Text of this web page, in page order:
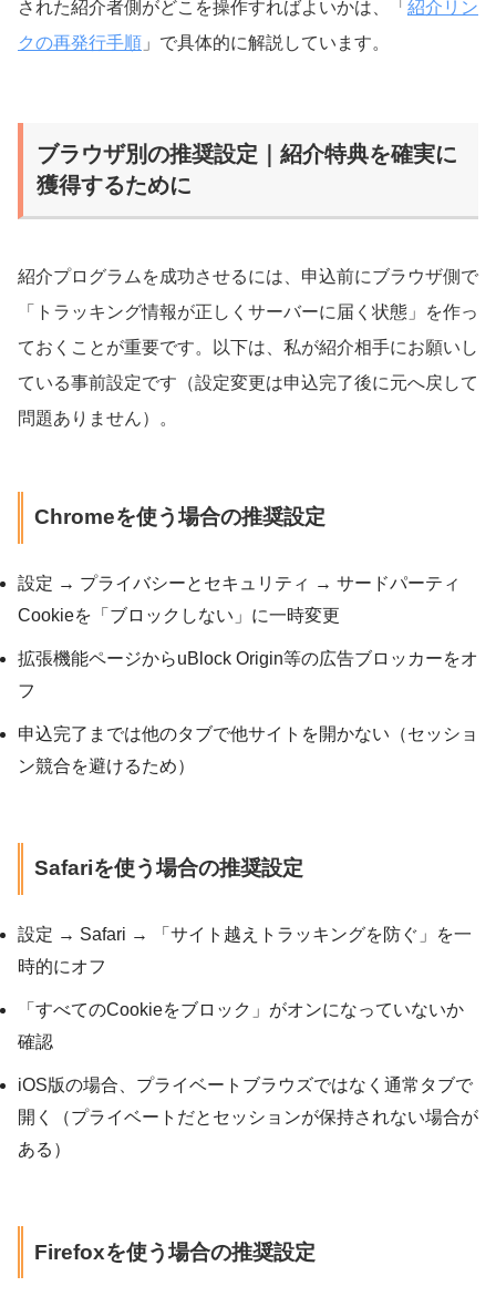
された紹介者側がどこを操作すればよいかは、「 紹介リン
クの再発行手順 」で具体的に解説しています。
ブラウザ別の推奨設定｜紹介特典を確実に
獲得するために
紹介プログラムを成功させるには、申込前にブラウザ側で
「トラッキング情報が正しくサーバーに届く状態」を作っ
ておくことが重要です。以下は、私が紹介相手にお願いし
ている事前設定です（設定変更は申込完了後に元へ戻して
問題ありません）。
Chromeを使う場合の推奨設定
設定 → プライバシーとセキュリティ → サードパーティ
Cookieを「ブロックしない」に一時変更
拡張機能ページからuBlock Origin等の広告ブロッカーをオ
フ
申込完了までは他のタブで他サイトを開かない（セッショ
ン競合を避けるため）
Safariを使う場合の推奨設定
設定 → Safari → 「サイト越えトラッキングを防ぐ」を一
時的にオフ
「すべてのCookieをブロック」がオンになっていないか
確認
iOS版の場合、プライベートブラウズではなく通常タブで
開く（プライベートだとセッションが保持されない場合が
ある）
Firefoxを使う場合の推奨設定